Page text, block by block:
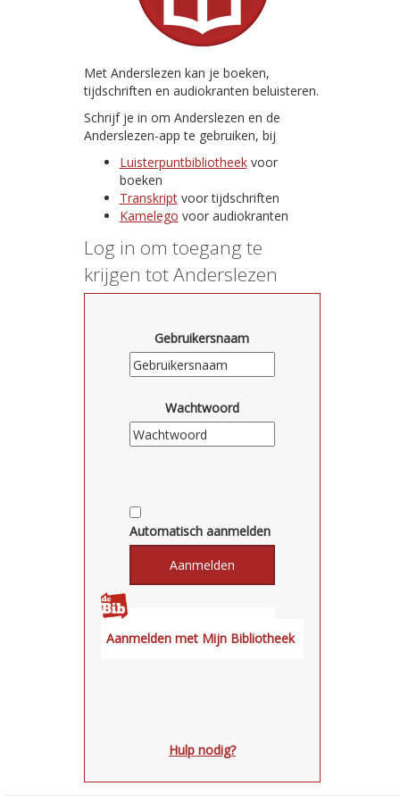
Met Anderslezen kan je boeken,
tijdschriften en audiokranten beluisteren.
Schrijf je in om Anderslezen en de
Anderslezen-app te gebruiken, bij
Luisterpuntbibliotheekvoor
boeken
Transkriptvoor tijdschriften
Kamelego voor audiokranten
Log in om toegang te
krijgen tot Anderslezen
Gebruikersnaam
Wachtwoord
Automatisch aanmelden
Hulp nodig?